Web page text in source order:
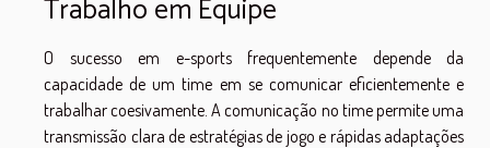
Trabalho em Equipe
O sucesso em e-sports frequentemente depende da
capacidade de um time em se comunicar eficientemente e
trabalhar coesivamente. A comunicação no time permite uma
transmissão clara de estratégias de jogo e rápidas adaptações